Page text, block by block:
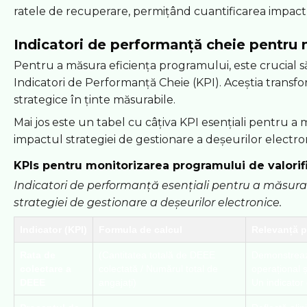
ratele de recuperare, permițând cuantificarea
Indicatori de performanță cheie pentru
Pentru a măsura eficiența programului, este crucial
Indicatori de Performanță Cheie (KPI). Aceștia
strategice în ținte măsurabile.
Mai jos este un tabel cu câțiva KPI esențiali pentru a
impactul strategiei de gestionare a deșeurilor
KPIs pentru monitorizarea programului de
Indicatori de performanță esențiali pentru a
strategiei de gestionare a deșeurilor electronice.